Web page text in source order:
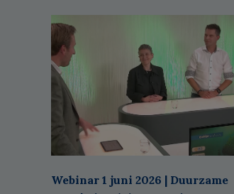
Webinar 1 juni 2026 | Duurzame